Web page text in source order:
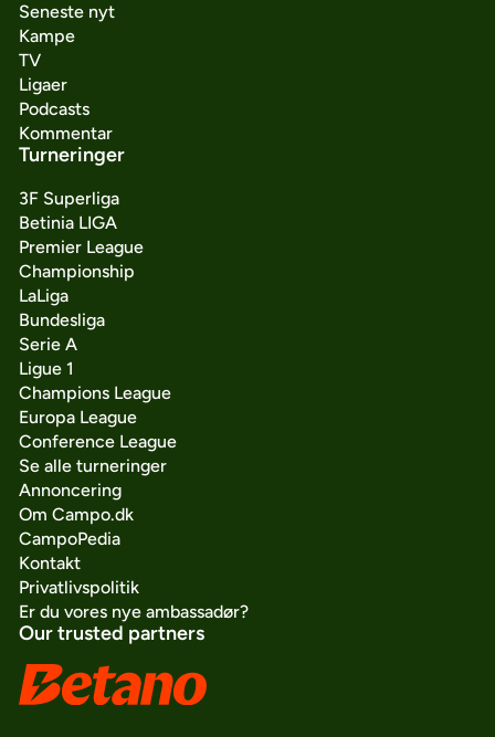
Seneste nyt
Kampe
TV
Ligaer
Podcasts
Kommentar
Turneringer
3F Superliga
Betinia LIGA
Premier League
Championship
LaLiga
Bundesliga
Serie A
Ligue 1
Champions League
Europa League
Conference League
Se alle turneringer
Annoncering
Om Campo.dk
CampoPedia
Kontakt
Privatlivspolitik
Er du vores nye ambassadør?
Our trusted partners